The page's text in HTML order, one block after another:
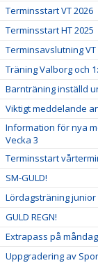
Terminsstart VT 2026
Terminsstart HT 2025
Terminsavslutning
Träning Valborg och
Barnträning inställd
Viktigt meddelande
Information för nya
Vecka 3
Terminsstart
SM-GULD!
Lördagsträning junior
GULD REGN!
Extrapass på
Uppgradering av